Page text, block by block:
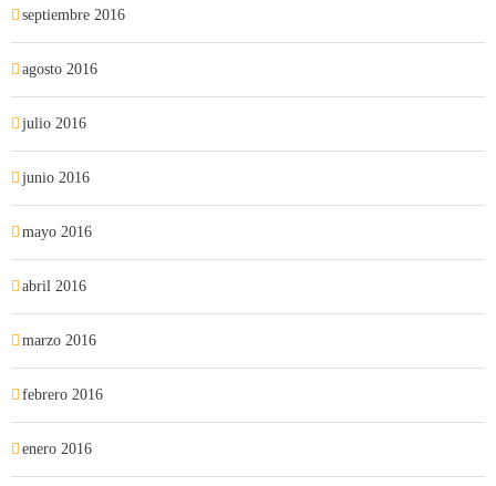
septiembre 2016
agosto 2016
julio 2016
junio 2016
mayo 2016
abril 2016
marzo 2016
febrero 2016
enero 2016